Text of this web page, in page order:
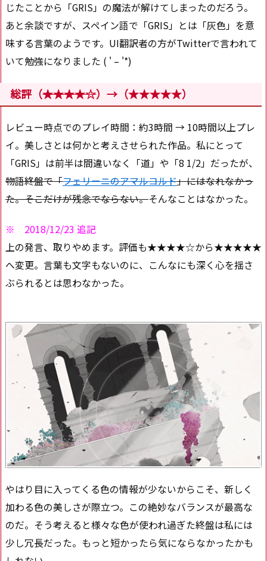
じたことから「GRIS」の魔法が解けてしまったのだろう。
あと余談ですが、スペイン語で「GRIS」とは「灰色」を意
味する言葉のようです。UI翻訳者の方がTwitterで言われて
いて勉強になりました ( ' – '*)
総評（★★★★☆）→（★★★★★）
レビュー時点でのプレイ時間：約3時間 → 10時間以上プレ
イ。美しさとは何かと考えさせられた作品。私にとって
「GRIS」は前半は間違いなく「道」や「8 1/2」だったが、
物語終盤で「フェリーニのアマルコルド」にはなれなかっ
た。そこだけが残念でならない。そんなことはなかった。
※ 2018/12/23 追記
上の発言、取りやめます。評価も★★★★☆から★★★★★
へ変更。言葉も文字もないのに、こんなにも深く心を揺さ
ぶられるとは思わなかった。
やはり目に入ってくる色の情報が少ないからこそ、新しく
加わる色の美しさが際立つ。この絶妙なバランスが最高な
のだ。そう考えると様々な色が使われ過ぎた終盤は私には
少し冗長だった。もっと短かったら気にならなかったかも